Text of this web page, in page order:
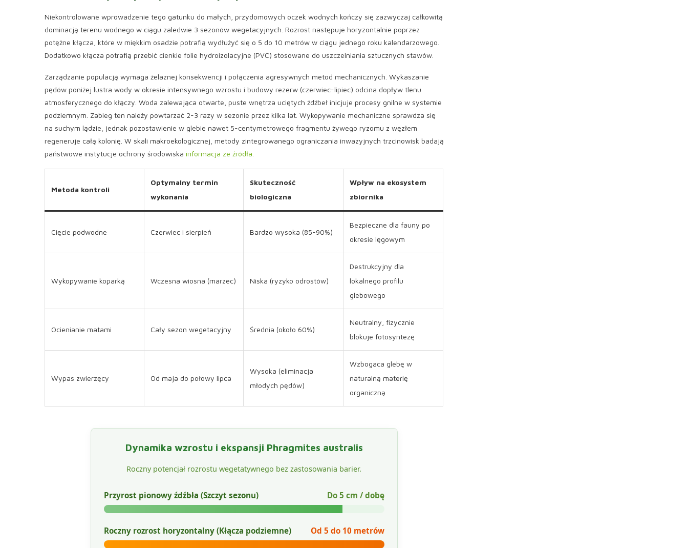
Niekontrolowane wprowadzenie tego gatunku do małych, przydomowych oczek wodnych kończy się zazwyczaj całkowitą
dominacją terenu wodnego w ciągu zaledwie 3 sezonów wegetacyjnych. Rozrost następuje horyzontalnie poprzez
potężne kłącza, które w miękkim osadzie potrafią wydłużyć się o 5 do 10 metrów w ciągu jednego roku kalendarzowego.
Dodatkowo kłącza potrafią przebić cienkie folie hydroizolacyjne (PVC) stosowane do uszczelniania sztucznych stawów.
Zarządzanie populacją wymaga żelaznej konsekwencji i połączenia agresywnych metod mechanicznych. Wykaszanie
pędów poniżej lustra wody w okresie intensywnego wzrostu i budowy rezerw (czerwiec-lipiec) odcina dopływ tlenu
atmosferycznego do kłączy. Woda zalewająca otwarte, puste wnętrza uciętych źdźbeł inicjuje procesy gnilne w systemie
podziemnym. Zabieg ten należy powtarzać 2-3 razy w sezonie przez kilka lat. Wykopywanie mechaniczne sprawdza się
na suchym lądzie, jednak pozostawienie w glebie nawet 5-centymetrowego fragmentu żywego ryzomu z węzłem
regeneruje całą kolonię. W skali makroekologicznej, metody zintegrowanego ograniczania inwazyjnych trzcinowisk badają
państwowe instytucje ochrony środowiska informacja ze źródła
Metoda kontroli
Optymalny termin
wykonania
Skuteczność
biologiczna
Wpływ na ekosystem
zbiornika
Cięcie podwodne Czerwiec i sierpień Bardzo wysoka (85-90%)
Bezpieczne dla fauny po
okresie lęgowym
Wykopywanie koparką Wczesna wiosna (marzec) Niska (ryzyko odrostów)
Destrukcyjny dla
lokalnego profilu
glebowego
Ocienianie matami Cały sezon wegetacyjny Średnia (około 60%)
Neutralny, fizycznie
blokuje fotosyntezę
Wypas zwierzęcy Od maja do połowy lipca
Wysoka (eliminacja
młodych pędów)
Wzbogaca glebę w
naturalną materię
organiczną
Dynamika wzrostu i ekspansji Phragmites australis
Roczny potencjał rozrostu wegetatywnego bez zastosowania barier.
Przyrost pionowy źdźbła (Szczyt sezonu) Do 5 cm / dobę
Roczny rozrost horyzontalny (Kłącza podziemne) Od 5 do 10 metrów